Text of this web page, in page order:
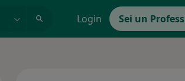
Login Sei un